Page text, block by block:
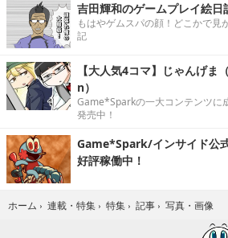
吉田輝和のゲームプレイ絵日
もはやゲムスパの顔！どこかで見
記
【大人気4コマ】じゃんげ
n）
Game*Sparkの一大コンテンツに
発売中！
Game*Spark/インサイド公
好評稼働中！
ホーム › 連載・特集 › 特集 › 記事 › 写真・画像